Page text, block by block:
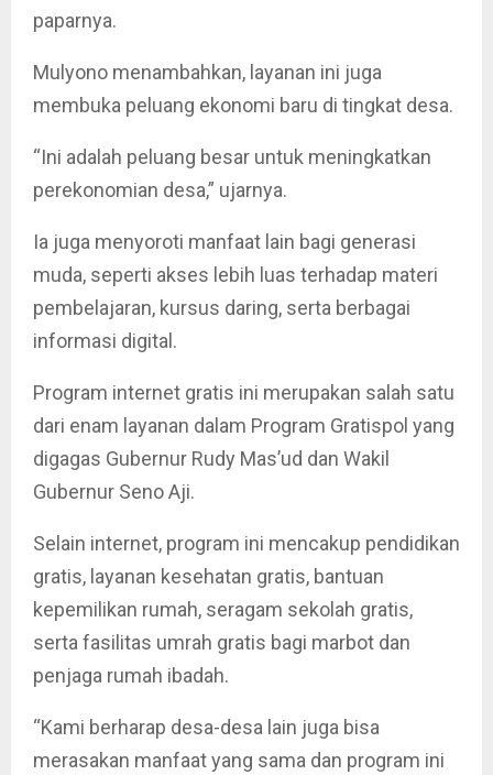
paparnya.
Mulyono menambahkan, layanan ini juga
membuka peluang ekonomi baru di tingkat desa.
“Ini adalah peluang besar untuk meningkatkan
perekonomian desa,” ujarnya.
Ia juga menyoroti manfaat lain bagi generasi
muda, seperti akses lebih luas terhadap materi
pembelajaran, kursus daring, serta berbagai
informasi digital.
Program internet gratis ini merupakan salah satu
dari enam layanan dalam Program Gratispol yang
digagas Gubernur Rudy Mas’ud dan Wakil
Gubernur Seno Aji.
Selain internet, program ini mencakup pendidikan
gratis, layanan kesehatan gratis, bantuan
kepemilikan rumah, seragam sekolah gratis,
serta fasilitas umrah gratis bagi marbot dan
penjaga rumah ibadah.
“Kami berharap desa-desa lain juga bisa
merasakan manfaat yang sama dan program ini